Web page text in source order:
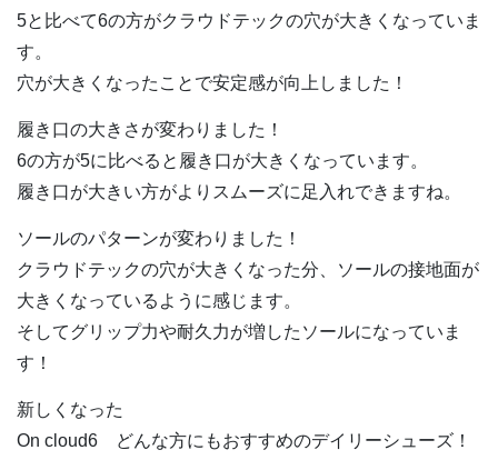
5と比べて6の方がクラウドテックの穴が大きくなっていま
す。
穴が大きくなったことで安定感が向上しました！
履き口の大きさが変わりました！
6の方が5に比べると履き口が大きくなっています。
履き口が大きい方がよりスムーズに足入れできますね。
ソールのパターンが変わりました！
クラウドテックの穴が大きくなった分、ソールの接地面が
大きくなっているように感じます。
そしてグリップ力や耐久力が増したソールになっていま
す！
新しくなった
On cloud6 どんな方にもおすすめのデイリーシューズ！